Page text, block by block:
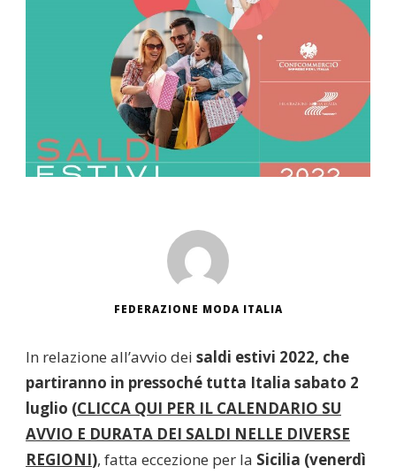
FEDERAZIONE MODA ITALIA
In relazione all’avvio dei saldi estivi 2022, che
partiranno in pressoché tutta Italia sabato 2
luglio (CLICCA QUI PER IL CALENDARIO SU
AVVIO E DURATA DEI SALDI NELLE DIVERSE
REGIONI), fatta eccezione per la Sicilia (venerdì